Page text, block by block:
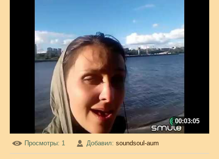
00:03:05
Просмотры: 1 Добавил: soundsoul-aum